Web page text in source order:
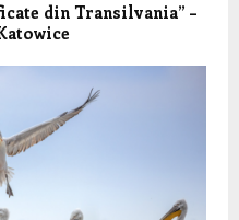
din Transilvania” –